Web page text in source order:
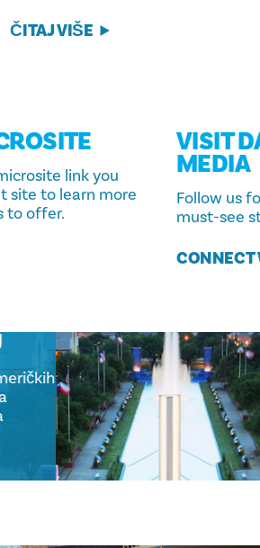
ČITAJ VIŠE
link you
site to learn more
to offer.
VISIT
MEDIA
Follow us
must-see
CONNECT